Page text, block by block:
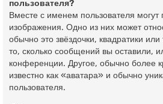
пользователя?
Вместе с именем пользователя могут
изображения. Одно из них может
обычно это звёздочки, квадратики
то, сколько сообщений вы оставили,
конференции. Другое, обычно более
известно как «аватара» и обычно
пользователя.